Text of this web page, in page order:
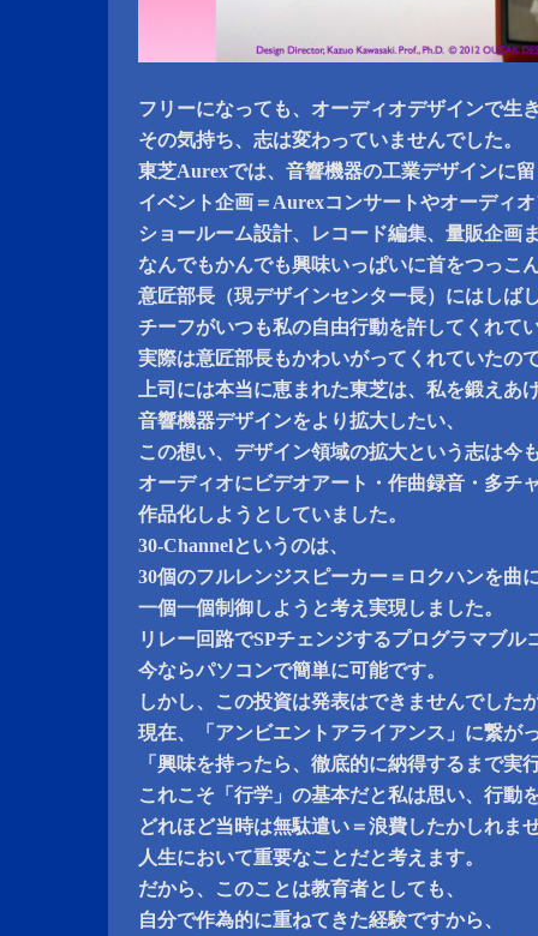
フリーになっても、オーディオデザインで生
その気持ち、志は変わっていませんでした。
東芝Aurexでは、音響機器の工業デザインに
イベント企画＝Aurexコンサートやオーディ
ショールーム設計、レコード編集、量販企画
なんでもかんでも興味いっぱいに首をつっこ
意匠部長（現デザインセンター長）にはしば
チーフがいつも私の自由行動を許してくれて
実際は意匠部長もかわいがってくれていたの
上司には本当に恵まれた東芝は、私を鍛えあ
音響機器デザインをより拡大したい、
この想い、デザイン領域の拡大という志は今
オーディオにビデオアート・作曲録音・多チ
作品化しようとしていました。
30-Channelというのは、
30個のフルレンジスピーカー＝ロクハンを曲
一個一個制御しようと考え実現しました。
リレー回路でSPチェンジするプログラマブル
今ならパソコンで簡単に可能です。
しかし、この投資は発表はできませんでした
現在、「アンビエントアライアンス」に繋が
「興味を持ったら、徹底的に納得するまで実
これこそ「行学」の基本だと私は思い、行動
どれほど当時は無駄遣い＝浪費したかしれま
人生において重要なことだと考えます。
だから、このことは教育者としても、
自分で作為的に重ねてきた経験ですから、